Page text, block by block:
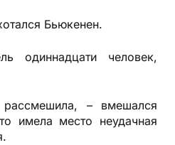
Бьюкенен.
одиннадцати человек,
– вмешался
имела место неудачная